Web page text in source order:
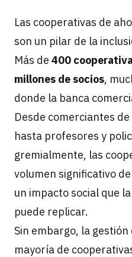
Las cooperativas de
son un pilar de la
Más de 400
millones de socios,
donde la banca
Desde comerciantes
hasta profesores y
gremialmente, las
volumen significativo
un impacto social que
puede replicar.
Sin embargo, la
mayoría de